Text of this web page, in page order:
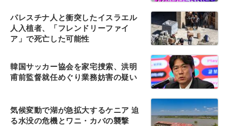
パレスチナ人と衝突したイスラエル
人入植者、「フレンドリーファイ
ア」で死亡した可能性
韓国サッカー協会を家宅捜索、洪明
甫前監督就任めぐり業務妨害の疑い
気候変動で湖が急拡大するケニア 迫
る水没の危機とワニ・カバの襲撃